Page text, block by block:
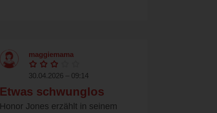
maggiemama
30.04.2026 – 09:14
Etwas schwunglos
Honor Jones erzählt in seinem